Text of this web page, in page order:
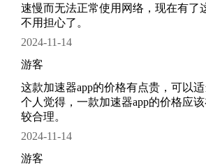
速慢而无法正常使用网络，现在有了
不用担心了。
2024-11-14
游客
这款加速器app的价格有点贵，可以
个人觉得，一款加速器app的价格应
较合理。
2024-11-14
游客